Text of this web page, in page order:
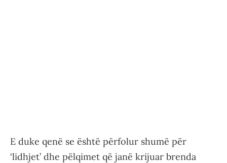
E duke qenë se është përfolur shumë për
‘lidhjet’ dhe pëlqimet që janë krijuar brenda